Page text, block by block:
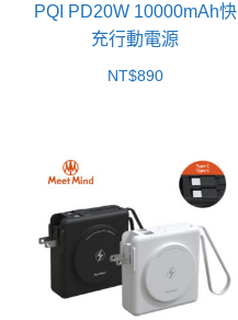
PQI PD20W 10000mAh快
充行動電源
NT$890